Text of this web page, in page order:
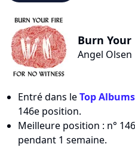
Burn Your
Angel Olsen
Entré dans leTop
146e position.
Meilleure position : n°
pendant 1 semaine.